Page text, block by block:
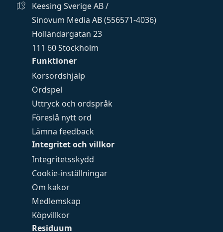
Funktioner
Korsordshjälp
Ordspel
Uttryck och ordspråk
Föreslå nytt ord
Lämna feedback
Integritet och villkor
Integritetsskydd
Cookie-inställningar
Om kakor
Medlemskap
Köpvillkor
Residuum
Keesing Sverige AB /
Sinovum Media AB (556571-4036)
Holländargatan 23
111 60 Stockholm